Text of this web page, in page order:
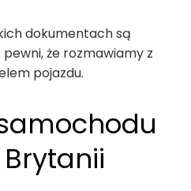
dokumentach są
że rozmawiamy z
pojazdu.